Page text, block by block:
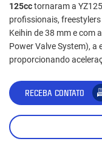
125cctornaram a
profissionais,
Keihin de 38 mm e com a
Power Valve System), a
proporcionando
RECEBA CONTATO